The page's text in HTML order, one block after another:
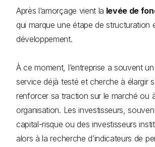
Après l’amorçage vient la levée de
qui marque une étape de structuration
développement.
À ce moment, l’entreprise a souvent
service déjà testé et cherche à élargir
renforcer sa traction sur le marché ou
organisation. Les investisseurs,
capital-risque ou des investisseurs
alors à la recherche d’indicateurs de